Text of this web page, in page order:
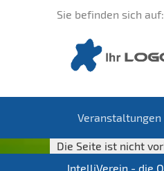
Sie befinden sich auf:
Veranstaltungen
Die Seite ist nicht
IntelliVerein - die